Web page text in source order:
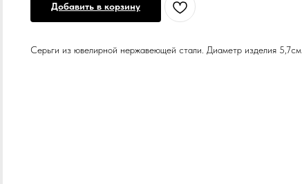
Добавить в корзину
Серьги из ювелирной нержавеющей стали. Диаметр изделия 5,7см.